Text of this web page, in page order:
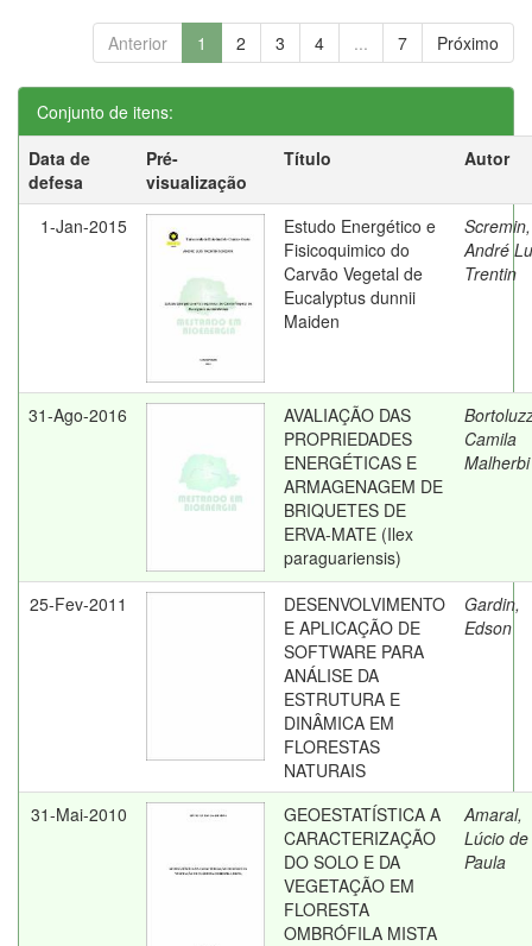
Anterior 1 2 3 4 ... 7 Próximo
Conjunto de itens:
Data de
defesa
Pré-
visualização
Título Autor
1-Jan-2015
Estudo Energético e
Fisicoquimico do
Carvão Vegetal de
Eucalyptus dunnii
Maiden
Scremin,
André
Trentin
31-Ago-2016
AVALIAÇÃO DAS
PROPRIEDADES
ENERGÉTICAS E
ARMAGENAGEM DE
BRIQUETES DE
ERVA-MATE (Ilex
paraguariensis)
Camila
Malherbi
25-Fev-2011
DESENVOLVIMENTO
E APLICAÇÃO DE
SOFTWARE PARA
ANÁLISE DA
ESTRUTURA E
DINÂMICA EM
FLORESTAS
NATURAIS
Gardin,
Edson
31-Mai-2010
GEOESTATÍSTICA A
CARACTERIZAÇÃO
DO SOLO E DA
VEGETAÇÃO EM
FLORESTA
OMBRÓFILA MISTA
Amaral,
Lúcio de
Paula